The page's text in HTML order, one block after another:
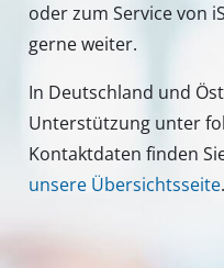
oder zum Service von
gerne weiter.
In Deutschland und
Unterstützung unter
Kontaktdaten finden
unsere Übersichtsseite.